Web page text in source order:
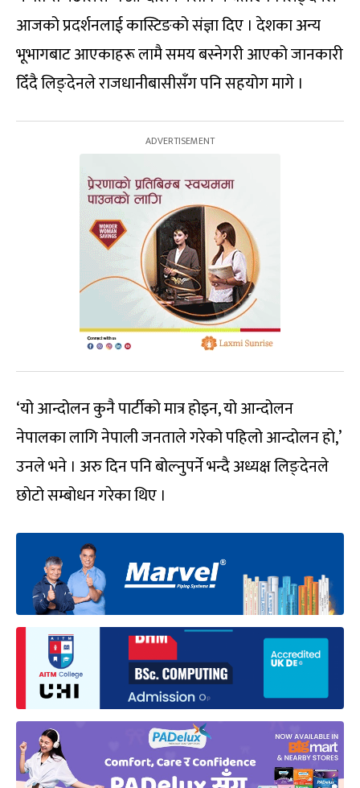
आजको प्रदर्शनलाई कास्टिङको संज्ञा दिए । देशका अन्य
भूभागबाट आएकाहरू लामै समय बस्नेगरी आएको जानकारी
दिँदै लिङ्देनले राजधानीबासीसँग पनि सहयोग मागे ।
‘यो आन्दोलन कुनै पार्टीको मात्र होइन, यो आन्दोलन
नेपालका लागि नेपाली जनताले गरेको पहिलो आन्दोलन हो,’
उनले भने । अरु दिन पनि बोल्नुपर्ने भन्दै अध्यक्ष लिङ्देनले
छोटो सम्बोधन गरेका थिए ।